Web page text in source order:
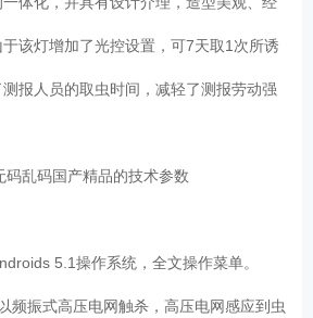
该灯增加了光控设置，可7天取1次所诱
报人员的取虫时间，减轻了测报劳动强
码乱码国产精品的技术参数
5.1操作系统，全文操作菜单。
频振式高压电网触杀，高压电网感应到虫